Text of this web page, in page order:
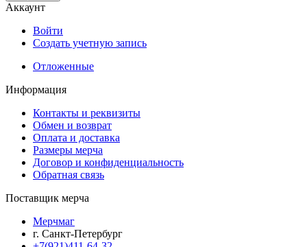
Аккаунт
Войти
Создать учетную запись
Отложенные
Информация
Контакты и реквизиты
Обмен и возврат
Оплата и доставка
Размеры мерча
Договор и конфиденциальность
Обратная связь
Поставщик мерча
Мерчмаг
г. Санкт-Петербург